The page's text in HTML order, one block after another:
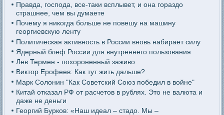
Правда, господа, все-таки всплывет, и она гораздо
страшнее, чем вы думаете
Почему я никогда больше не повешу на машину
георгиевскую ленту
Политическая активность в России вновь набирает силу
Ядерный блеф России для внутреннего пользования
Лев Термен - похороненный заживо
Виктор Ерофеев: Как тут жить дальше?
Марк Солонин "Как Советский Союз победил в войне"
Китай отказал РФ от расчетов в рублях. Это не валюта и
даже не деньги
Георгий Бурков: «Наш идеал – стадо. Мы –